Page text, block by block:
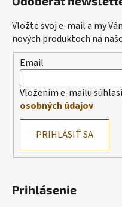
Vložte svoj e-mail a my
nových produktoch na
Email
Vložením e-mailu
osobných údajov
PRIHLÁSIŤ SA
Prihlásenie